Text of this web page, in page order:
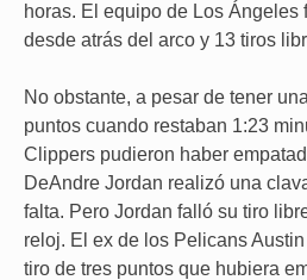
horas. El equipo de Los Ángeles
desde atrás del arco y 13 tiros
No obstante, a pesar de tener
puntos cuando restaban 1:23
Clippers pudieron haber
DeAndre Jordan realizó una
falta. Pero Jordan falló su tiro
reloj. El ex de los Pelicans
tiro de tres puntos que hubiera